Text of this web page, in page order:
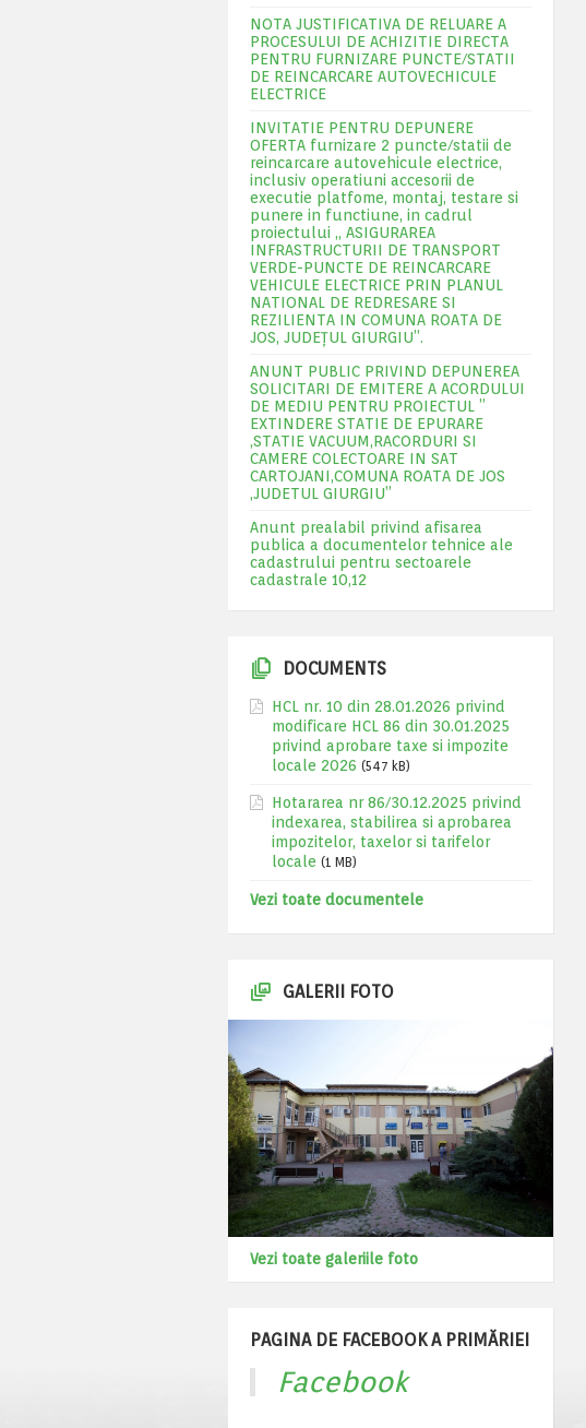
NOTA JUSTIFICATIVA DE RELUARE A
PROCESULUI DE ACHIZITIE DIRECTA
PENTRU FURNIZARE PUNCTE/STATII
DE REINCARCARE AUTOVECHICULE
ELECTRICE
INVITATIE PENTRU DEPUNERE
OFERTA furnizare 2 puncte/statii de
reincarcare autovehicule electrice,
inclusiv operatiuni accesorii de
executie platfome, montaj, testare si
punere in functiune, in cadrul
proiectului „ ASIGURAREA
INFRASTRUCTURII DE TRANSPORT
VERDE-PUNCTE DE REINCARCARE
VEHICULE ELECTRICE PRIN PLANUL
NATIONAL DE REDRESARE SI
REZILIENTA IN COMUNA ROATA DE
JOS, JUDEŢUL GIURGIU”.
ANUNT PUBLIC PRIVIND DEPUNEREA
SOLICITARI DE EMITERE A ACORDULUI
DE MEDIU PENTRU PROIECTUL ”
EXTINDERE STATIE DE EPURARE
,STATIE VACUUM,RACORDURI SI
CAMERE COLECTOARE IN SAT
CARTOJANI,COMUNA ROATA DE JOS
,JUDETUL GIURGIU”
Anunt prealabil privind afisarea
publica a documentelor tehnice ale
cadastrului pentru sectoarele
cadastrale 10,12
DOCUMENTS
HCL nr. 10 din 28.01.2026 privind
modificare HCL 86 din 30.01.2025
privind aprobare taxe si impozite
locale 2026 (547 kB)
Hotararea nr 86/30.12.2025 privind
indexarea, stabilirea si aprobarea
impozitelor, taxelor si tarifelor
locale (1 MB)
Vezi toate documentele
GALERII FOTO
Vezi toate galeriile foto
PAGINA DE FACEBOOK A PRIMĂRIEI
Facebook